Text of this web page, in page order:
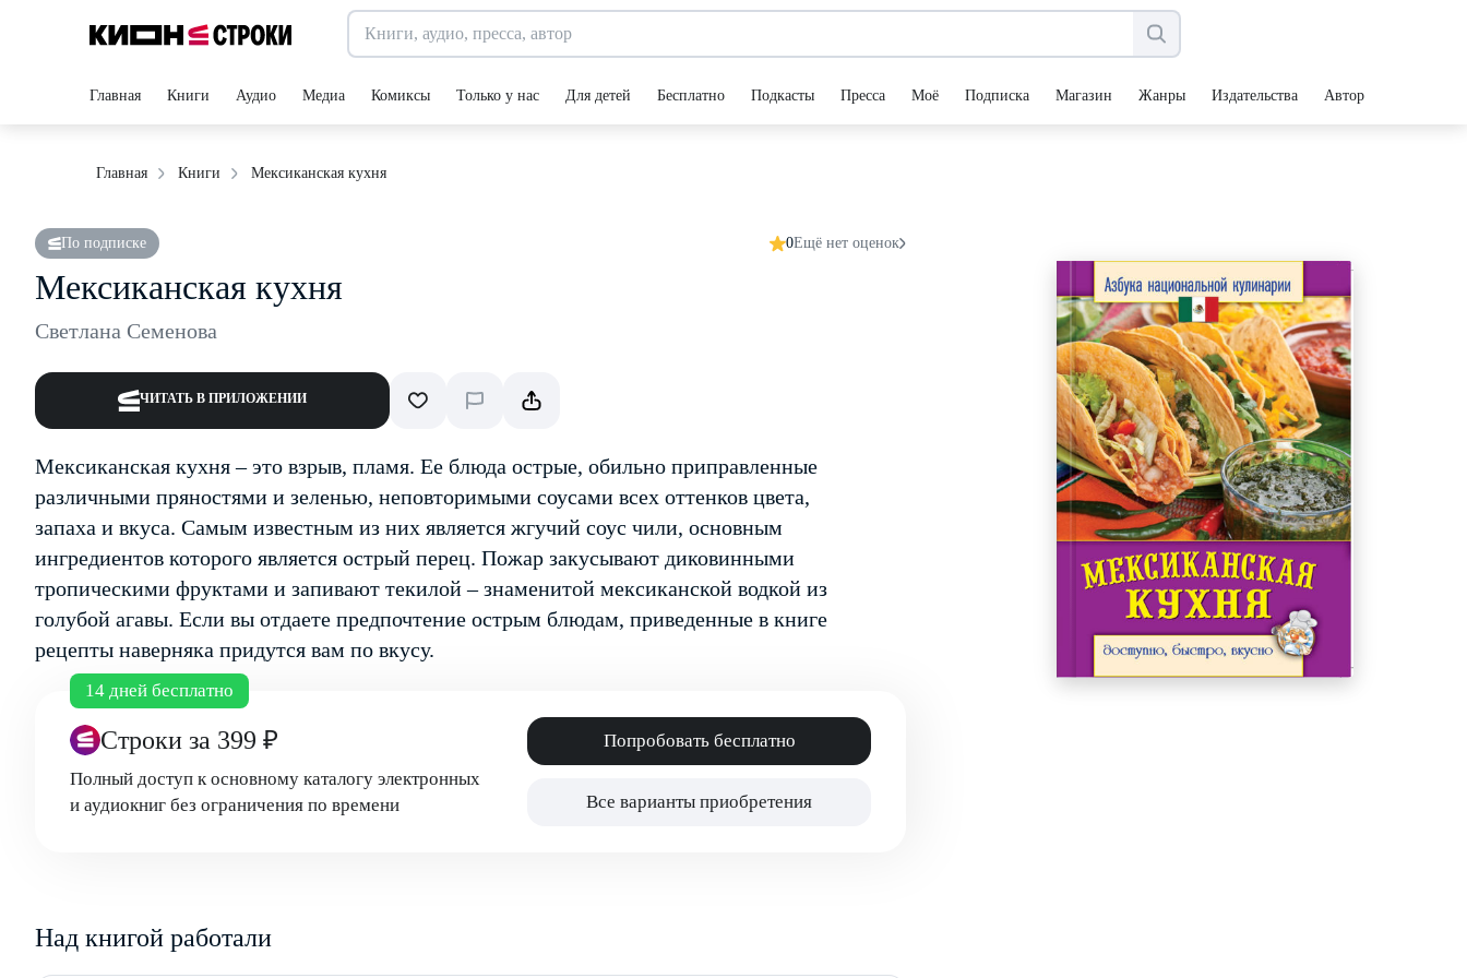
Главная Книги Аудио Медиа Комиксы Только у нас Для детей Бесплатно Подкасты Пресса Моё Подписка Магазин Жанры Издательства Авторы
Главная Книги Мексиканская кухня
По подписке 0Ещё нет оценок
Мексиканская кухня
Светлана Семенова
ЧИТАТЬ В ПРИЛОЖЕНИИ
Мексиканская кухня – это взрыв, пламя. Ее блюда острые, обильно приправленные
различными пряностями и зеленью, неповторимыми соусами всех оттенков цвета,
запаха и вкуса. Самым известным из них является жгучий соус чили, основным
ингредиентов которого является острый перец. Пожар закусывают диковинными
тропическими фруктами и запивают текилой – знаменитой мексиканской водкой из
голубой агавы. Если вы отдаете предпочтение острым блюдам, приведенные в книге
рецепты наверняка придутся вам по вкусу.
14 дней бесплатно
Строки за 399 ₽
Полный доступ к основному каталогу электронных
и аудиокниг без ограничения по времени
Попробовать бесплатно
Все варианты приобретения
Над книгой работали